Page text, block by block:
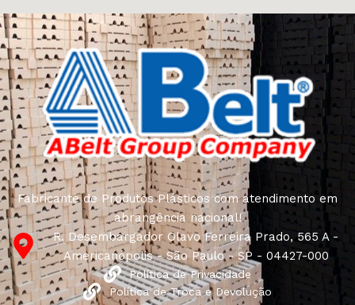
Fabricante de Produtos Plásticos com atendimento em
abrangência nacional!
R. Desembargador Olavo Ferreira Prado, 565 A -
Americanópolis - São Paulo - SP - 04427-000
Política de Privacidade
Política de Troca e Devolução